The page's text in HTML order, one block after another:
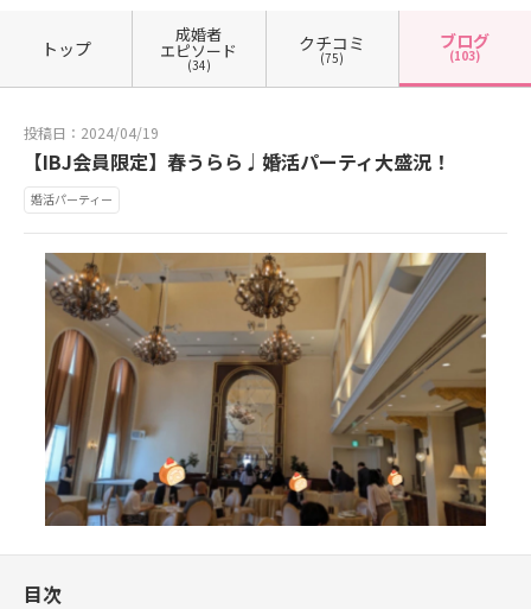
トップ
成婚者
エピソード
(34)
クチコミ
(75)
ブログ
(103)
投稿日：2024/04/19
【IBJ会員限定】春うらら♩婚活パーティ大盛況！
婚活パーティー
目次